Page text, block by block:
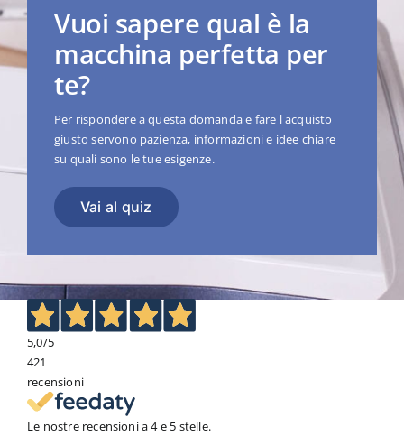
Vuoi sapere qual è la
macchina perfetta per
te?
Per rispondere a questa domanda e fare l acquisto
giusto servono pazienza, informazioni e idee chiare
su quali sono le tue esigenze.
Vai al quiz
5,0/5
421
recensioni
Le nostre recensioni a 4 e 5 stelle.